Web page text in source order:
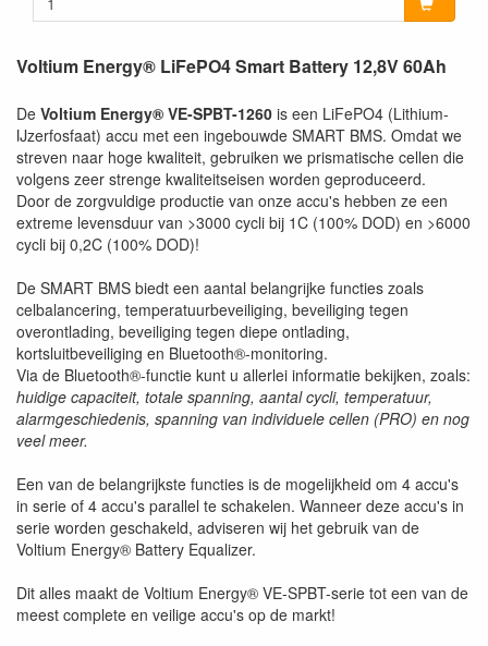
Voltium Energy® LiFePO4 Smart Battery 12,8V 60Ah
De Voltium Energy® VE-SPBT-1260 is een LiFePO4 (Lithium-
IJzerfosfaat) accu met een ingebouwde SMART BMS. Omdat we
streven naar hoge kwaliteit, gebruiken we prismatische cellen die
volgens zeer strenge kwaliteitseisen worden geproduceerd.
Door de zorgvuldige productie van onze accu's hebben ze een
extreme levensduur van >3000 cycli bij 1C (100% DOD) en >6000
cycli bij 0,2C (100% DOD)!
De SMART BMS biedt een aantal belangrijke functies zoals
celbalancering, temperatuurbeveiliging, beveiliging tegen
overontlading, beveiliging tegen diepe ontlading,
kortsluitbeveiliging en Bluetooth®-monitoring.
Via de Bluetooth®-functie kunt u allerlei informatie bekijken, zoals:
huidige capaciteit, totale spanning, aantal cycli, temperatuur,
alarmgeschiedenis, spanning van individuele cellen (PRO) en nog
veel meer.
Een van de belangrijkste functies is de mogelijkheid om 4 accu's
in serie of 4 accu's parallel te schakelen. Wanneer deze accu's in
serie worden geschakeld, adviseren wij het gebruik van de
Voltium Energy® Battery Equalizer.
Dit alles maakt de Voltium Energy® VE-SPBT-serie tot een van de
meest complete en veilige accu's op de markt!